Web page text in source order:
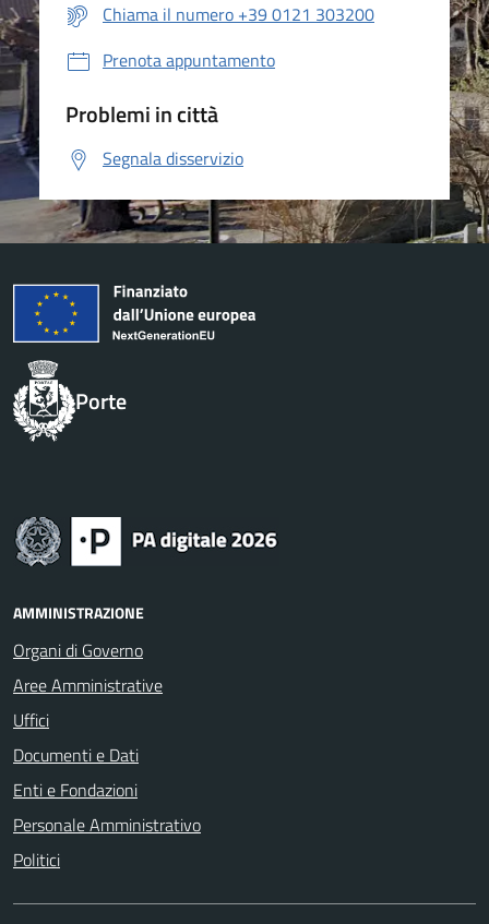
Chiama il numero +39 0121 303200
Prenota appuntamento
Problemi in città
Segnala disservizio
Porte
AMMINISTRAZIONE
Organi di Governo
Aree Amministrative
Uffici
Documenti e Dati
Enti e Fondazioni
Personale Amministrativo
Politici